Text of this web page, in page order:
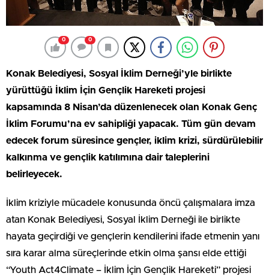
0 0
Konak Belediyesi, Sosyal İklim Derneği’yle birlikte
yürüttüğü İklim İçin Gençlik Hareketi projesi
kapsamında 8 Nisan’da düzenlenecek olan Konak Genç
İklim Forumu’na ev sahipliği yapacak. Tüm gün devam
edecek forum süresince gençler, iklim krizi, sürdürülebilir
kalkınma ve gençlik katılımına dair taleplerini
belirleyecek.
İklim kriziyle mücadele konusunda öncü çalışmalara imza
atan Konak Belediyesi, Sosyal İklim Derneği ile birlikte
hayata geçirdiği ve gençlerin kendilerini ifade etmenin yanı
sıra karar alma süreçlerinde etkin olma şansı elde ettiği
“Youth Act4Climate – İklim İçin Gençlik Hareketi” projesi